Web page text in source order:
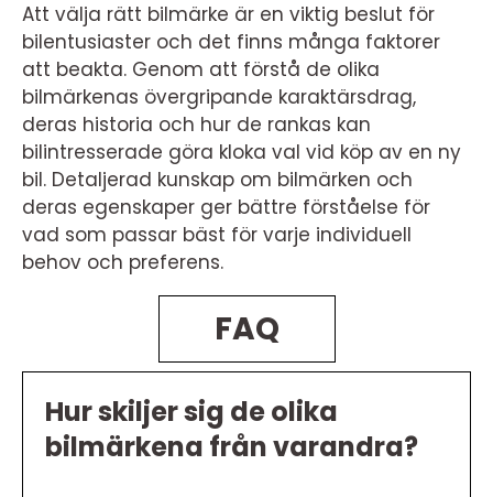
Att välja rätt bilmärke är en viktig beslut för
bilentusiaster och det finns många faktorer
att beakta. Genom att förstå de olika
bilmärkenas övergripande karaktärsdrag,
deras historia och hur de rankas kan
bilintresserade göra kloka val vid köp av en ny
bil. Detaljerad kunskap om bilmärken och
deras egenskaper ger bättre förståelse för
vad som passar bäst för varje individuell
behov och preferens.
FAQ
Hur skiljer sig de olika
bilmärkena från varandra?